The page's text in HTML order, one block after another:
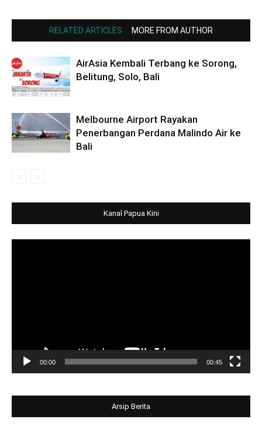
RELATED ARTICLES MORE FROM AUTHOR
AirAsia Kembali Terbang ke Sorong,
Belitung, Solo, Bali
Melbourne Airport Rayakan
Penerbangan Perdana Malindo Air ke
Bali
Kanal Papua Kini
00:00 00:45
Arsip Berita